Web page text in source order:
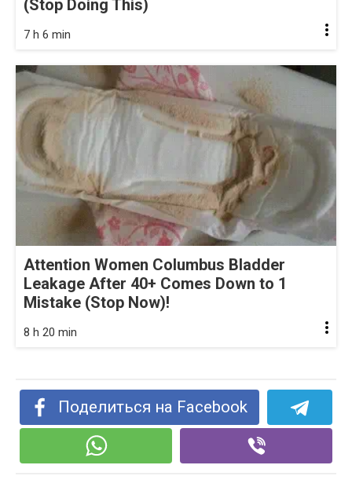
(Stop Doing This)
7 h 6 min
Attention Women Columbus Bladder
Leakage After 40+ Comes Down to 1
Mistake (Stop Now)!
8 h 20 min
Поделиться на Facebook